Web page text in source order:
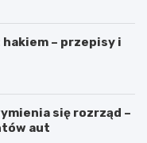
hakiem – przepisy i
się rozrząd –
aut